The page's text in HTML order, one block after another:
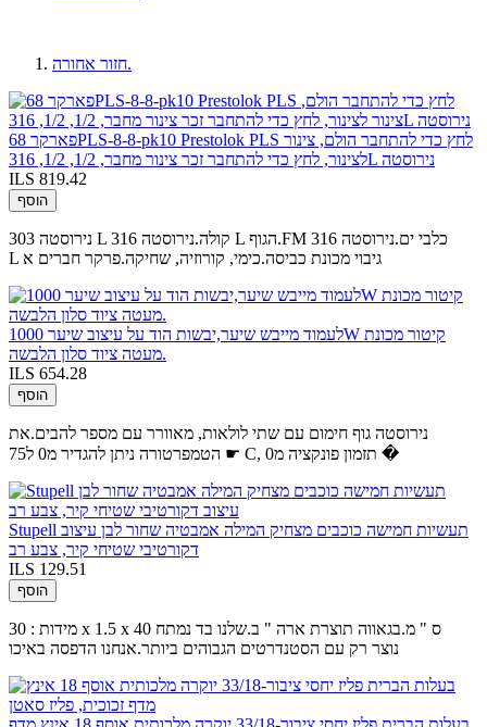
חזור אחורה.
פארקר 68PLS-8-8-pk10 Prestolok PLS לחץ כדי להתחבר הולם, צינור
לצינור, לחץ כדי להתחבר זכר צינור מחבר, 1/2, 1/2, 316L נירוסטה
ILS 819.42
הוסף
נירוסטה 303 L קולה.נירוסטה 316 L הגוף.FM כלבי ים.נירוסטה 316
L גיבוי מכונת כביסה.כימי, קורוזיה, שחיקה.פרקר חברים א
לעמוד מייבש שיער,יבשות הוד על עיצוב שיער 1000W קיטור מכונת
מעטה ציוד סלון הלבשה.
ILS 654.28
הוסף
נירוסטה גוף חימום עם שתי לולאות, מאוורר עם מספר להבים.את
הטמפרטורה ניתן להגדיר מ0 ל75 ☛ C, תזמון פונקציה מ0 �
Stupell תעשיות חמישה כוכבים מצחיק המילה אמבטיה שחור לבן עיצוב
דקורטיבי שטיחי קיר, צבע רב
ILS 129.51
הוסף
מידות : 30 x 1.5 x 40 ס " מ.בגאווה תוצרת ארה " ב.שלנו בד נמתח
נוצר רק עם הסטנדרטים הגבוהים ביותר.אנחנו הדפסה באיכו